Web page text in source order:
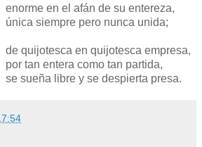
enorme en el afán de su entereza,
única siempre pero nunca unida;
de quijotesca en quijotesca empresa,
por tan entera como tan partida,
se sueña libre y se despierta presa.